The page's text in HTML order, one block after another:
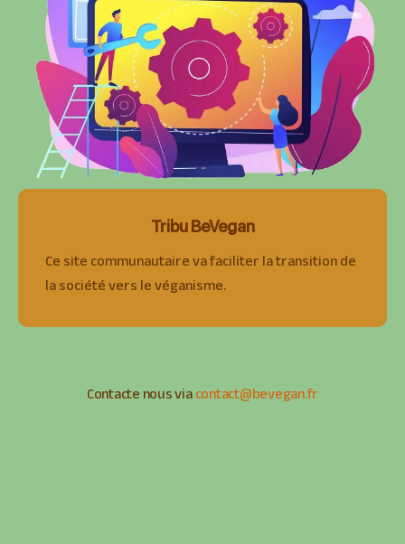
Tribu BeVegan
Ce site communautaire va faciliter la transition de
la société vers le véganisme.
Contacte nous viacontact@bevegan.fr